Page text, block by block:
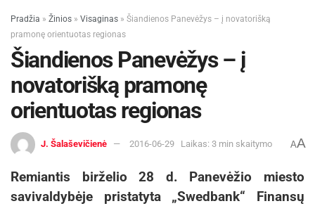
Pradžia » Žinios » Visaginas » Šiandienos Panevėžys – į novatorišką
pramonę orientuotas regionas
Šiandienos Panevėžys – į
novatorišką pramonę
orientuotas regionas
J. Šalaševičienė 2016-06-29 Laikas: 3 min skaitymo AA
Remiantis birželio 28 d. Panevėžio miesto
savivaldybėje pristatyta „Swedbank“ Finansų